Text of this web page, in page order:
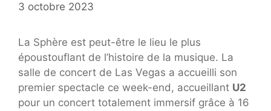
3 octobre 2023
La Sphère est peut-être le lieu le plus
époustouflant de l’histoire de la musique. La
salle de concert de Las Vegas a accueilli son
premier spectacle ce week-end, accueillant U2
pour un concert totalement immersif grâce à 16